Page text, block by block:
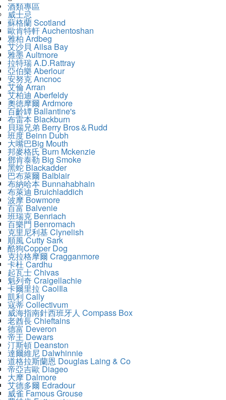
酒類專區
威士忌
蘇格蘭 Scotland
歐肯特軒 Auchentoshan
雅柏 Ardbeg
艾沙貝 Ailsa Bay
雅墨 Aultmore
拉特瑞 A.D.Rattray
亞伯樂 Aberlour
安努克 Ancnoc
艾倫 Arran
艾柏迪 Aberfeldy
奧徳摩爾 Ardmore
百齡罈 Ballantine's
布雷本 Blackburn
貝瑞兄弟 Berry Bros＆Rudd
班度 Beinn Dubh
大嘴巴Big Mouth
邦麥格氏 Burn Mckenzie
鄧肯泰勒 Big Smoke
黑蛇 Blackadder
巴布萊爾 Balblair
布納哈本 Bunnahabhain
布萊迪 Bruichladdich
波摩 Bowmore
百富 Balvenie
班瑞克 Benriach
百樂門 Benromach
克里尼利基 Clynelish
順風 Cutty Sark
酷狗Copper Dog
克拉格摩爾 Cragganmore
卡杜 Cardhu
起瓦士 Chivas
魁列奇 Craigellachie
卡爾里拉 CaolIla
凱利 Cally
寇蒂 Collectivum
威海指南針西班牙人 Compass Box
老酋長 Chieftains
德富 Deveron
帝王 Dewars
汀斯頓 Deanston
達爾維尼 Dalwhinnie
道格拉斯蘭恩 Douglas Laing & Co
帝亞吉歐 Diageo
大摩 Dalmore
艾德多爾 Edradour
威雀 Famous Grouse